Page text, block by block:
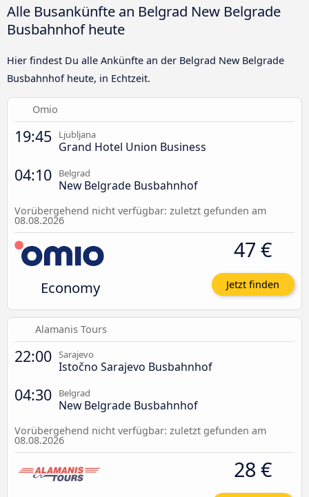
Alle Busankünfte an Belgrad New Belgrade
Busbahnhof heute
Hier findest Du alle Ankünfte an der Belgrad New Belgrade
Busbahnhof heute, in Echtzeit.
Omio
19:45 Ljubljana
Grand Hotel Union Business
04:10 Belgrad
New Belgrade Busbahnhof
Vorübergehend nicht verfügbar: zuletzt gefunden am
08.08.2026
Economy
47 €
Jetzt finden
Alamanis Tours
22:00 Sarajevo
Istočno Sarajevo Busbahnhof
04:30 Belgrad
New Belgrade Busbahnhof
Vorübergehend nicht verfügbar: zuletzt gefunden am
08.08.2026
28 €